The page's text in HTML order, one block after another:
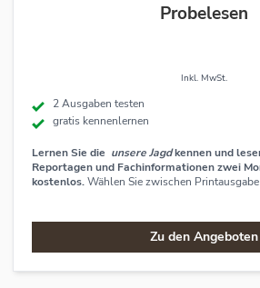
Probelesen
Inkl. MwSt.
2 Ausgaben testen
gratis kennenlernen
Lernen Sie die unsere Jagdkennen und
Reportagen und Fachinformationen zwei
kostenlos.Wählen Sie zwischen
Zu den Angeboten